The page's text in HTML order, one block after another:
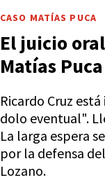
CASO MATÍAS PUCA
El juicio
Matías
Ricardo Cruz
dolo eventual".
La larga espera
por la defensa
Lozano.